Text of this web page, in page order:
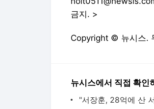
금지. >
Copyright © 뉴시스.
뉴시스에서 직접 확인